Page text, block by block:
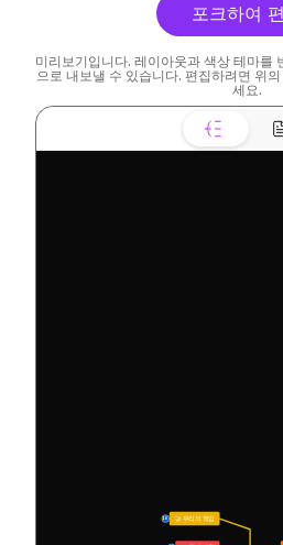
포크하여
미리보기입니다. 레이아웃과 색상 테마를
으로 내보낼 수 있습니다. 편집하려면 위
세요.
🤝 우리의 책임
10
세대를 위한 다양성 있